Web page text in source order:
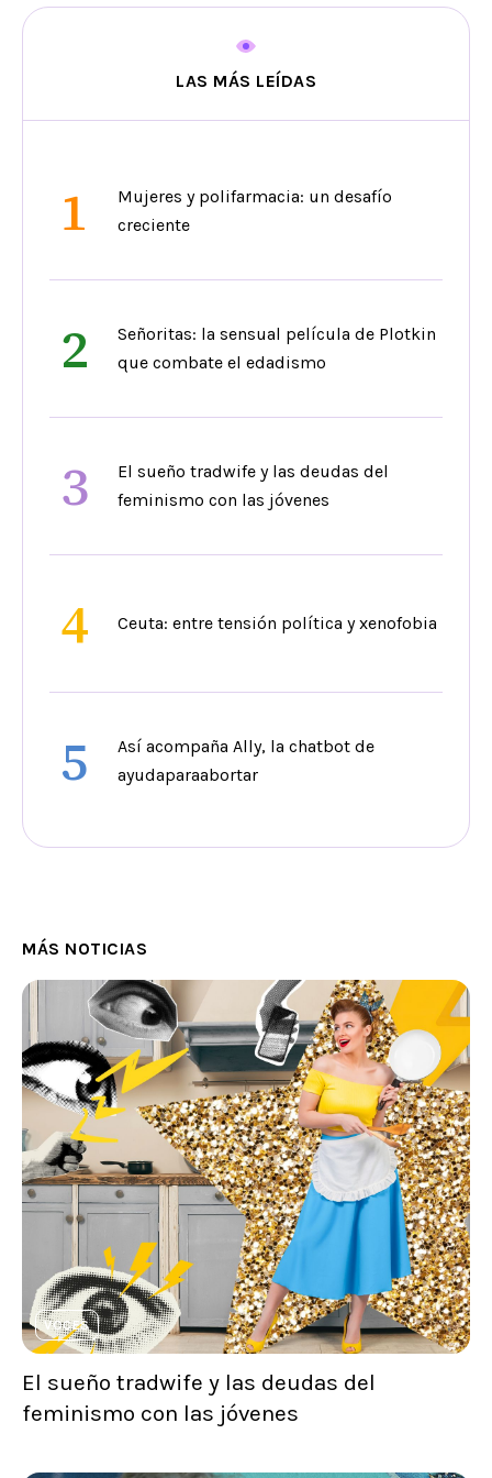
LAS MÁS LEÍDAS
1
Mujeres y polifarmacia: un desafío
creciente
2
Señoritas: la sensual película de Plotkin
que combate el edadismo
3
El sueño tradwife y las deudas del
feminismo con las jóvenes
4 Ceuta: entre tensión política y xenofobia
5
Así acompaña Ally, la chatbot de
ayudaparaabortar
MÁS NOTICIAS
VOCES
El sueño tradwife y las deudas del
feminismo con las jóvenes